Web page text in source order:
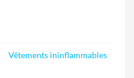
Vêtements ininflammables